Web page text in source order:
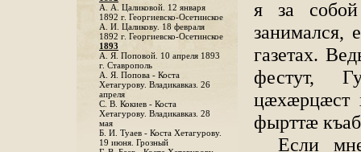
А. А. Цаликовой. 12 января
1892 г. Георгиевско-Осетинское
А. И. Цаликову. 18 февраля
1892 г. Георгиевско-Осетинское
1893
А. Я. Поповой. 10 апреля 1893
г. Ставрополь
A. Я. Попова - Коста
Хетагурову. Владикавказ. 26
апреля
С. В. Кокиев - Коста
Хетагурову. Владикавказ. 28
мая
Б. И. Туаев - Коста Хетагурову.
19 июня. Грозный
я за
занимался,
газетах.
фестут,
цӕхӕрцӕст
фырттӕ
Если